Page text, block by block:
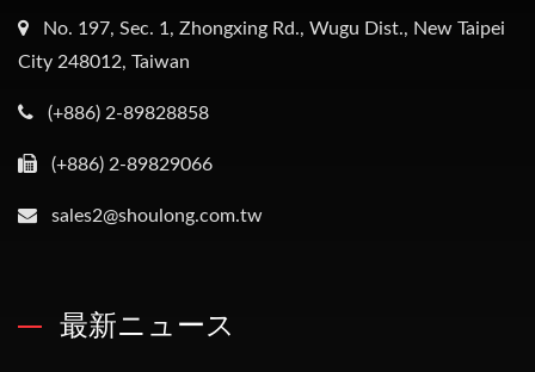
No. 197, Sec. 1, Zhongxing Rd., Wugu Dist., New Taipei
City 248012, Taiwan
(+886) 2-89828858
(+886) 2-89829066
sales2@shoulong.com.tw
最新ニュース